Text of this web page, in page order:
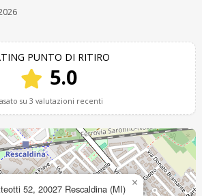
PUNTO DI RITIRO
5.0
su 3 valutazioni recenti
52, 20027 Rescaldina (MI) ×